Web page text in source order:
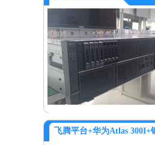
飞腾平台+华为Atlas 300I+